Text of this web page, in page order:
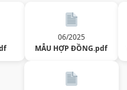
06/2025
MẪU HỢP ĐỒNG.pdf